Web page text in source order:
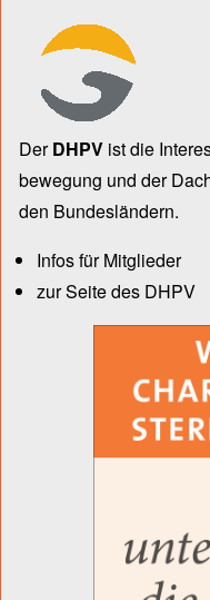
DerDHPV ist die
bewegung und der
den Bun­des­län­dern.
Infos für Mitglieder
zur Seite des DHPV